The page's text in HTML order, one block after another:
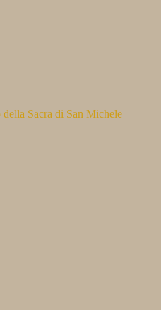
della Sacra di San Michele